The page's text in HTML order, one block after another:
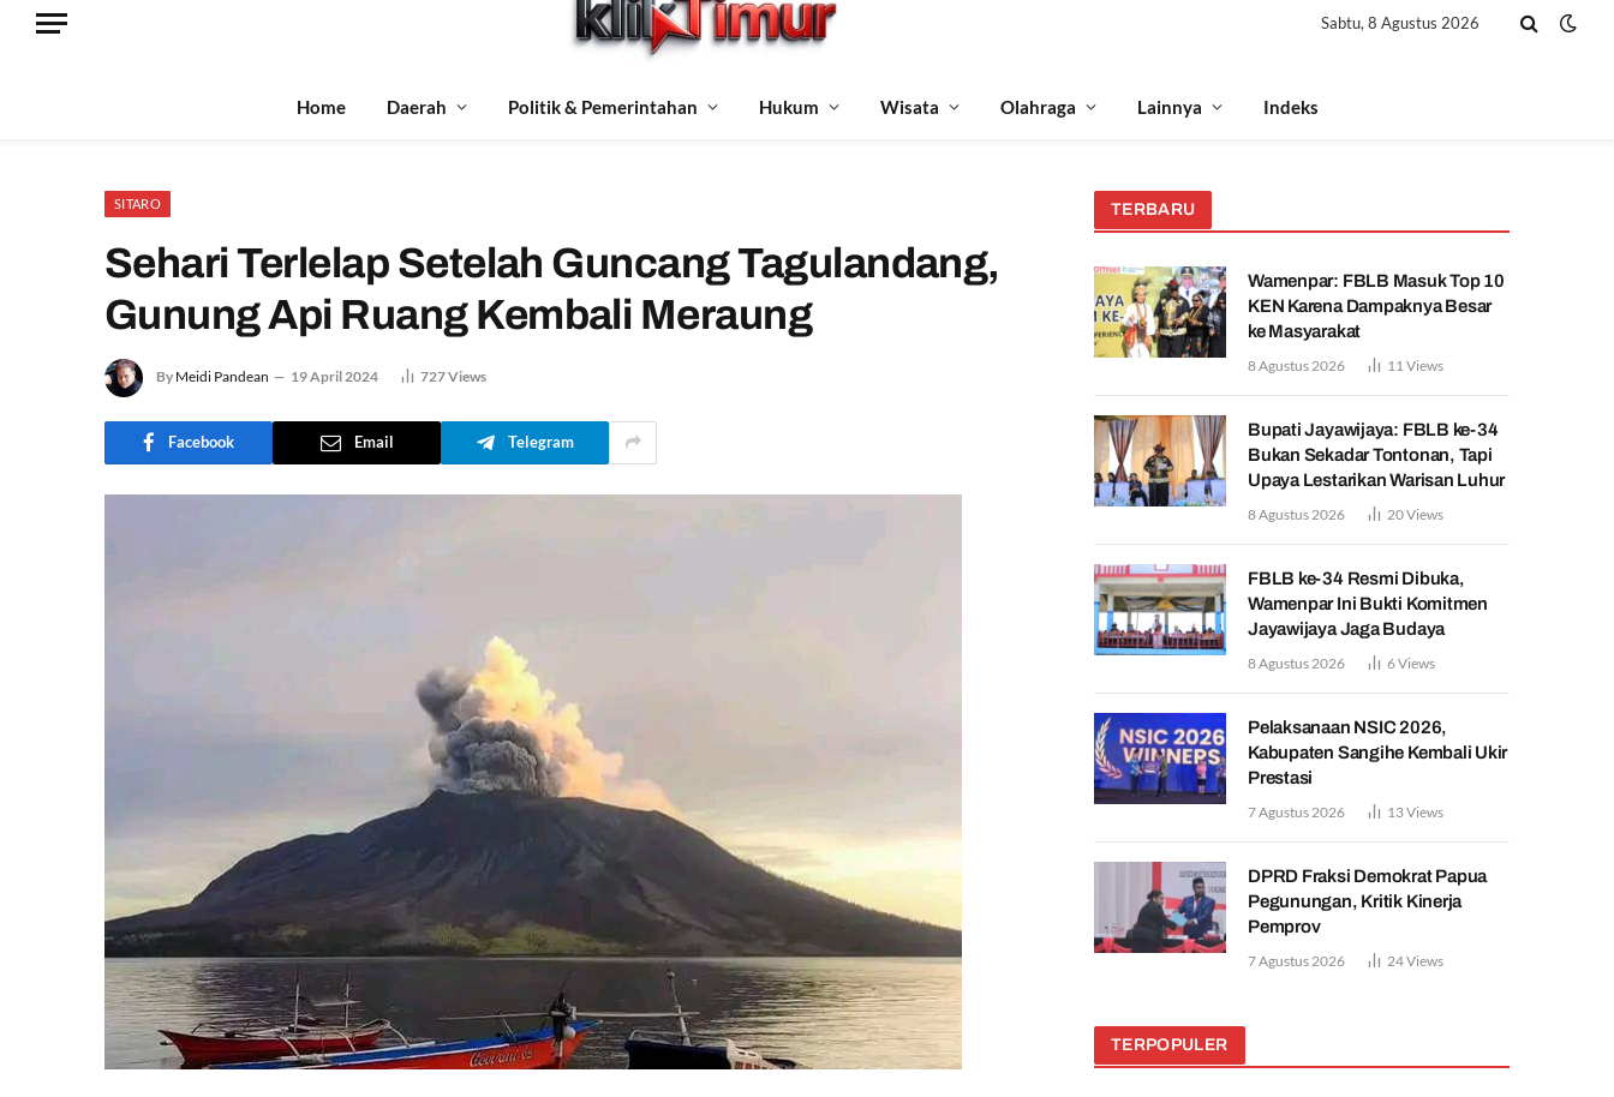
Sabtu, 8 Agustus 2026
Home Daerah Politik & Pemerintahan Hukum Wisata Olahraga Lainnya Indeks
SITARO
Sehari Terlelap Setelah Guncang Tagulandang,
Gunung Api Ruang Kembali Meraung
By Meidi Pandean 19 April 2024 727Views
Facebook Email Telegram
TERBARU
Wamenpar: FBLB Masuk Top 10
KEN Karena Dampaknya Besar
ke Masyarakat
8 Agustus 2026 11 Views
Bupati Jayawijaya: FBLB ke-34
Bukan Sekadar Tontonan, Tapi
Upaya Lestarikan Warisan Luhur
8 Agustus 2026 20Views
FBLB ke-34 Resmi Dibuka,
Wamenpar Ini Bukti Komitmen
Jayawijaya Jaga Budaya
8 Agustus 2026 6Views
Pelaksanaan NSIC 2026,
Kabupaten Sangihe Kembali Ukir
Prestasi
7 Agustus 2026 13Views
DPRD Fraksi Demokrat Papua
Pegunungan, Kritik Kinerja
Pemprov
7 Agustus 2026 24Views
TERPOPULER